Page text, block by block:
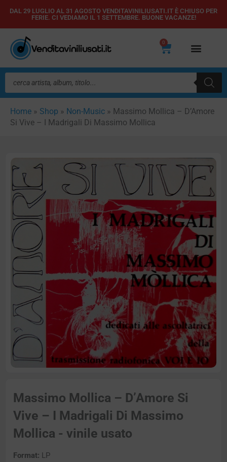
Vai
contenuto
DAL 29 LUGLIO AL 31 AGOSTO VENDITAVINILIUSATI.IT È CHIUSO PER
FERIE. CI VEDIAMO IL 1 SETTEMBRE. BUONE VACANZE!
0
Carrello
Ricerca
prodotti
Home » Shop » Non-Music » Massimo Mollica – D’Amore
Si Vive – I Madrigali Di Massimo Mollica
Massimo Mollica – D’Amore Si
Vive – I Madrigali Di Massimo
Mollica - vinile usato
Format: LP